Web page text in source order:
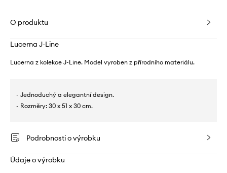
O produktu
Lucerna J-Line
Lucerna z kolekce J-Line. Model vyroben z přírodního materiálu.
- Jednoduchý a elegantní design.
- Rozměry: 30 x 51 x 30 cm.
Podrobnosti o výrobku
Údaje o výrobku